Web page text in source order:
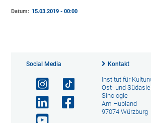
Datum: 15.03.2019 - 00:00
Social Media Kontakt
Institut für
Ost- und
Sinologie
Am Hubland
97074 Würzburg